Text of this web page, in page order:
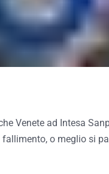
Venete ad Intesa
o meglio si